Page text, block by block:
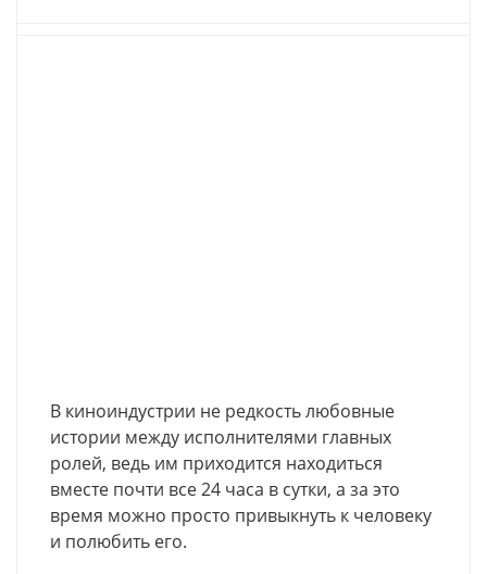
В киноиндустрии не редкость любовные
истории между исполнителями главных
ролей, ведь им приходится находиться
вместе почти все 24 часа в сутки, а за это
время можно просто привыкнуть к человеку
и полюбить его.